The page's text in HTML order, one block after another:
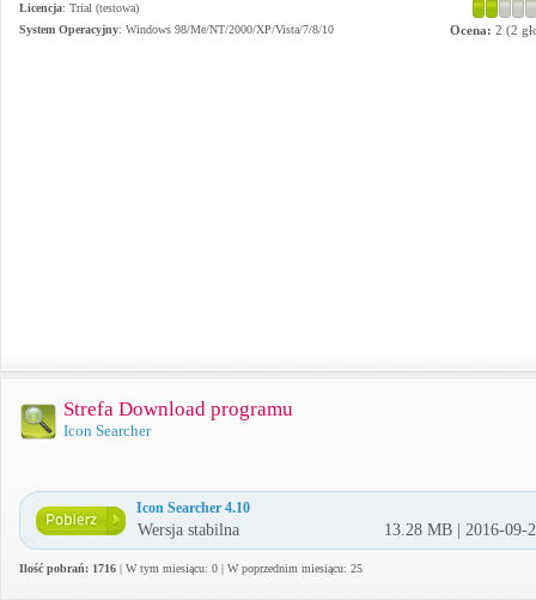
Licencja: Trial (testowa)
System Operacyjny: Windows 98/Me/NT/2000/XP/Vista/7/8/10 Ocena: 2 (2
Strefa Download programu
Icon Searcher
Icon Searcher 4.10
Wersja stabilna 13.28 MB | 2016-09-
Ilość pobrań: 1716 | W tym miesiącu: 0 | W poprzednim miesiącu: 25